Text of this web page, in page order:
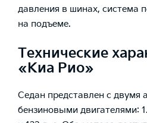
давления в шинах, система
на подъеме.
Технические
«Киа Рио»
Седан представлен с
бензиновыми двигателями: